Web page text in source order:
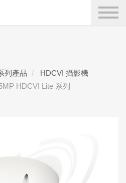
列產品
HDCVI 攝影機
HDCVI Lite 系列